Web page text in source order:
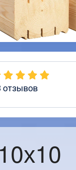
отзывов